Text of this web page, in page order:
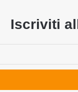
Iscriviti